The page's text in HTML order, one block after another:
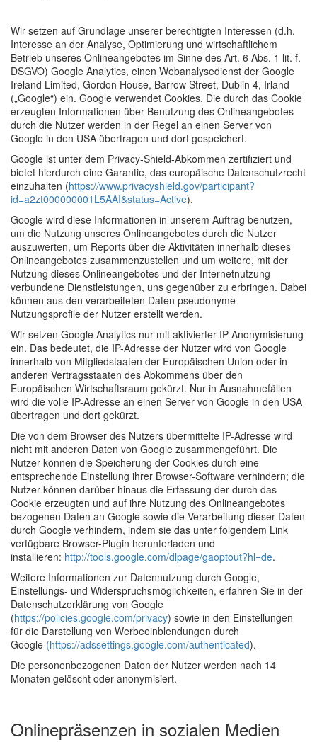
Wir setzen auf Grundlage unserer berechtigten Interessen (d.h.
Interesse an der Analyse, Optimierung und wirtschaftlichem
Betrieb unseres Onlineangebotes im Sinne des Art. 6 Abs. 1 lit. f.
DSGVO) Google Analytics, einen Webanalysedienst der Google
Ireland Limited, Gordon House, Barrow Street, Dublin 4, Irland
(„Google“) ein. Google verwendet Cookies. Die durch das Cookie
erzeugten Informationen über Benutzung des Onlineangebotes
durch die Nutzer werden in der Regel an einen Server von
Google in den USA übertragen und dort gespeichert.
Google ist unter dem Privacy-Shield-Abkommen zertifiziert und
bietet hierdurch eine Garantie, das europäische Datenschutzrecht
einzuhalten (https://www.privacyshield.gov/participant?
id=a2zt000000001L5AAI&status=Active).
Google wird diese Informationen in unserem Auftrag benutzen,
um die Nutzung unseres Onlineangebotes durch die Nutzer
auszuwerten, um Reports über die Aktivitäten innerhalb dieses
Onlineangebotes zusammenzustellen und um weitere, mit der
Nutzung dieses Onlineangebotes und der Internetnutzung
verbundene Dienstleistungen, uns gegenüber zu erbringen. Dabei
können aus den verarbeiteten Daten pseudonyme
Nutzungsprofile der Nutzer erstellt werden.
Wir setzen Google Analytics nur mit aktivierter IP-Anonymisierung
ein. Das bedeutet, die IP-Adresse der Nutzer wird von Google
innerhalb von Mitgliedstaaten der Europäischen Union oder in
anderen Vertragsstaaten des Abkommens über den
Europäischen Wirtschaftsraum gekürzt. Nur in Ausnahmefällen
wird die volle IP-Adresse an einen Server von Google in den USA
übertragen und dort gekürzt.
Die von dem Browser des Nutzers übermittelte IP-Adresse wird
nicht mit anderen Daten von Google zusammengeführt. Die
Nutzer können die Speicherung der Cookies durch eine
entsprechende Einstellung ihrer Browser-Software verhindern; die
Nutzer können darüber hinaus die Erfassung der durch das
Cookie erzeugten und auf ihre Nutzung des Onlineangebotes
bezogenen Daten an Google sowie die Verarbeitung dieser Daten
durch Google verhindern, indem sie das unter folgendem Link
verfügbare Browser-Plugin herunterladen und
installieren: http://tools.google.com/dlpage/gaoptout?hl=de.
Weitere Informationen zur Datennutzung durch Google,
Einstellungs- und Widerspruchsmöglichkeiten, erfahren Sie in der
Datenschutzerklärung von Google
(https://policies.google.com/privacy) sowie in den Einstellungen
für die Darstellung von Werbeeinblendungen durch
Google (https://adssettings.google.com/authenticated).
Die personenbezogenen Daten der Nutzer werden nach 14
Monaten gelöscht oder anonymisiert.
Onlinepräsenzen in sozialen Medien